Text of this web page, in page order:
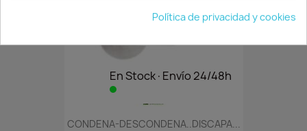
En Stock·Envío 24/48h
CONDENA-DESCONDENA..DISCAPA...
Política de privacidad y cookies